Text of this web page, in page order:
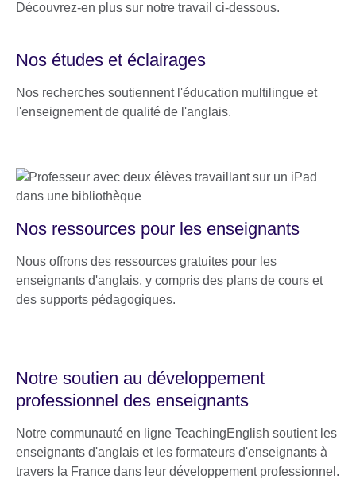
Découvrez-en plus sur notre travail ci-dessous.
Nos études et éclairages
Nos recherches soutiennent l'éducation multilingue et
l'enseignement de qualité de l'anglais.
Nos ressources pour les enseignants
Nous offrons des ressources gratuites pour les
enseignants d'anglais, y compris des plans de cours et
des supports pédagogiques.
Notre soutien au développement
professionnel des enseignants
Notre communauté en ligne TeachingEnglish soutient les
enseignants d'anglais et les formateurs d'enseignants à
travers la France dans leur développement professionnel.